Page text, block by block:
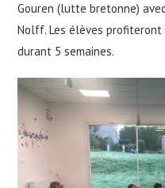
Gouren (lutte bretonne)
Nolff. Les élèves
durant 5 semaines.